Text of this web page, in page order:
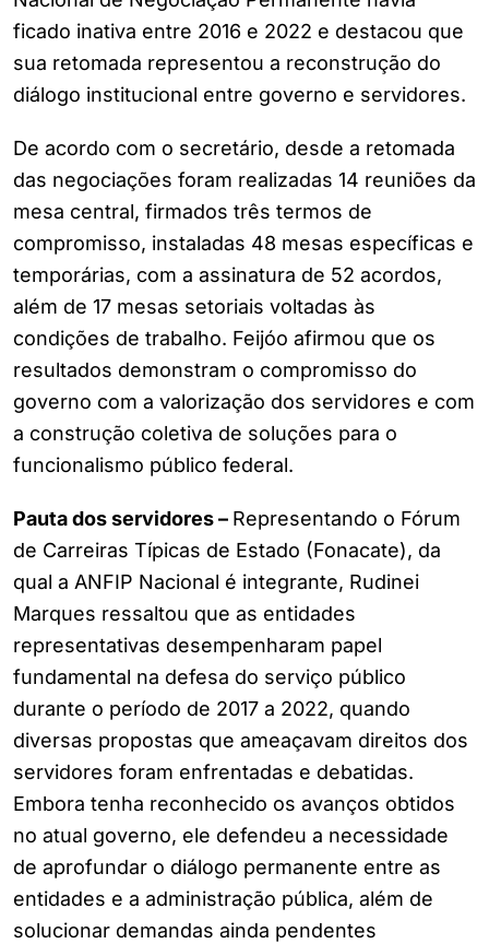
ficado inativa entre 2016 e 2022 e destacou que
sua retomada representou a reconstrução do
diálogo institucional entre governo e servidores.
De acordo com o secretário, desde a retomada
das negociações foram realizadas 14 reuniões da
mesa central, firmados três termos de
compromisso, instaladas 48 mesas específicas e
temporárias, com a assinatura de 52 acordos,
além de 17 mesas setoriais voltadas às
condições de trabalho. Feijóo afirmou que os
resultados demonstram o compromisso do
governo com a valorização dos servidores e com
a construção coletiva de soluções para o
funcionalismo público federal.
Pauta dos servidores – Representando o Fórum
de Carreiras Típicas de Estado (Fonacate), da
qual a ANFIP Nacional é integrante, Rudinei
Marques ressaltou que as entidades
representativas desempenharam papel
fundamental na defesa do serviço público
durante o período de 2017 a 2022, quando
diversas propostas que ameaçavam direitos dos
servidores foram enfrentadas e debatidas.
Embora tenha reconhecido os avanços obtidos
no atual governo, ele defendeu a necessidade
de aprofundar o diálogo permanente entre as
entidades e a administração pública, além de
solucionar demandas ainda pendentes